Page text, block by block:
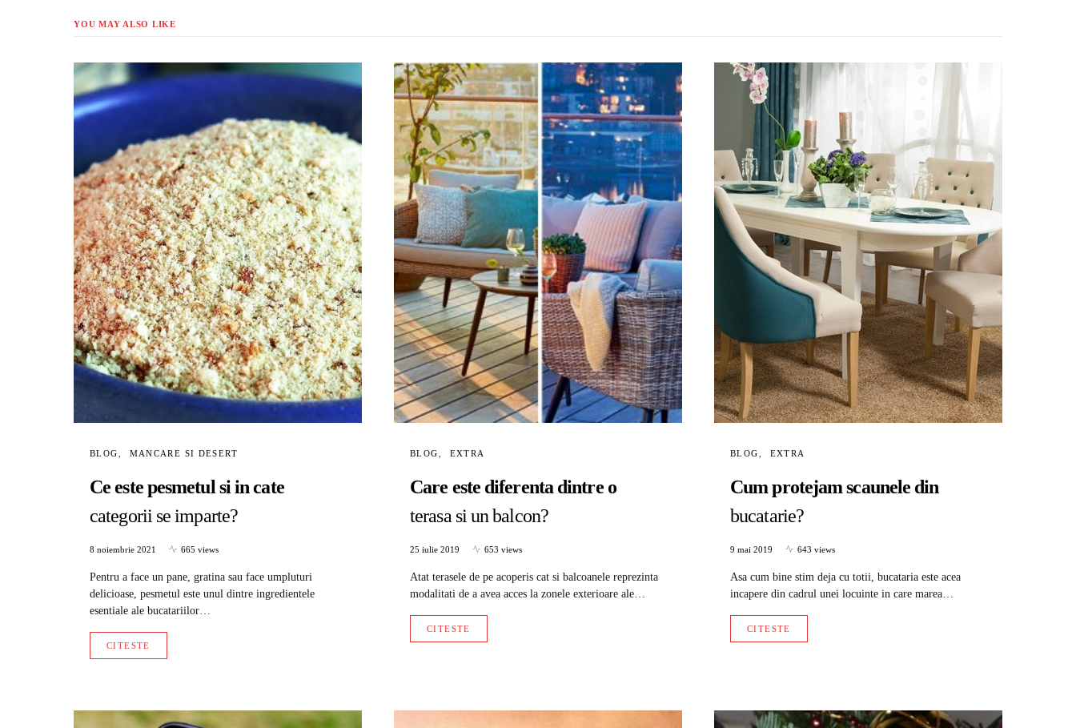
YOU MAY ALSO LIKE
BLOG MANCARE SI DESERT
Ce este pesmetul si in cate
categorii se imparte?
8 noiembrie 2021 665 views
Pentru a face un pane, gratina sau face umpluturi
delicioase, pesmetul este unul dintre ingredientele
esentiale ale bucatariilor…
CITESTE
BLOG EXTRA
Care este diferenta dintre o
terasa si un balcon?
25 iulie 2019 653 views
Atat terasele de pe acoperis cat si balcoanele reprezinta
modalitati de a avea acces la zonele exterioare ale…
CITESTE
BLOG EXTRA
Cum protejam scaunele din
bucatarie?
9 mai 2019 643 views
Asa cum bine stim deja cu totii, bucataria este acea
incapere din cadrul unei locuinte in care marea…
CITESTE